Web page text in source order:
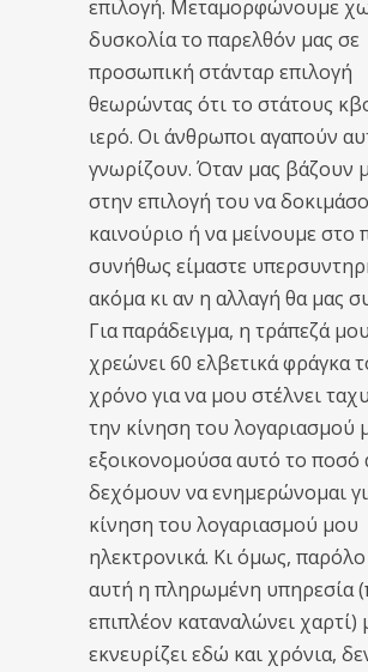
επιλογή. Μεταμορφώνουμε
δυσκολία το παρελθόν μας σε
προσωπική στάνταρ επιλογή
θεωρώντας ότι το στάτους
ιερό. Οι άνθρωποι αγαπούν
γνωρίζουν. Όταν μας βάζουν
στην επιλογή του να
καινούριο ή να μείνουμε στο
συνήθως είμαστε
ακόμα κι αν η αλλαγή θα μας
Για παράδειγμα, η τράπεζά
χρεώνει 60 ελβετικά φράγκα
χρόνο για να μου στέλνει
την κίνηση του λογαριασμού
εξοικονομούσα αυτό το ποσό
δεχόμουν να ενημερώνομαι
κίνηση του λογαριασμού μου
ηλεκτρονικά. Κι όμως,
αυτή η πληρωμένη υπηρεσία
επιπλέον καταναλώνει χαρτί)
εκνευρίζει εδώ και χρόνια,